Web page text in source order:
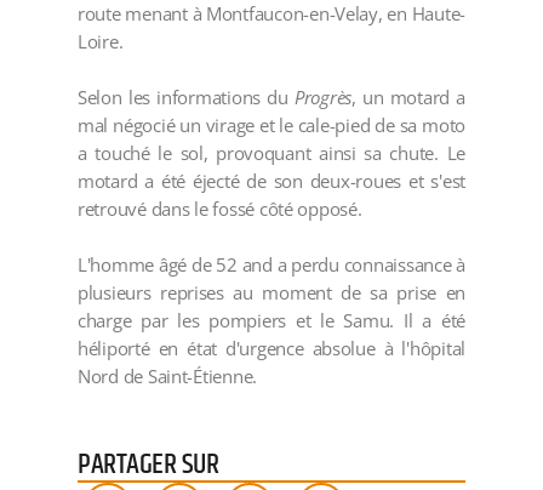
route menant à Montfaucon-en-Velay, en Haute-
Loire.
Selon les informations du Progrès, un motard a
mal négocié un virage et le cale-pied de sa moto
a touché le sol, provoquant ainsi sa chute. Le
motard a été éjecté de son deux-roues et s'est
retrouvé dans le fossé côté opposé.
L'homme âgé de 52 and a perdu connaissance à
plusieurs reprises au moment de sa prise en
charge par les pompiers et le Samu. Il a été
héliporté en état d'urgence absolue à l'hôpital
Nord de Saint-Étienne.
PARTAGER SUR